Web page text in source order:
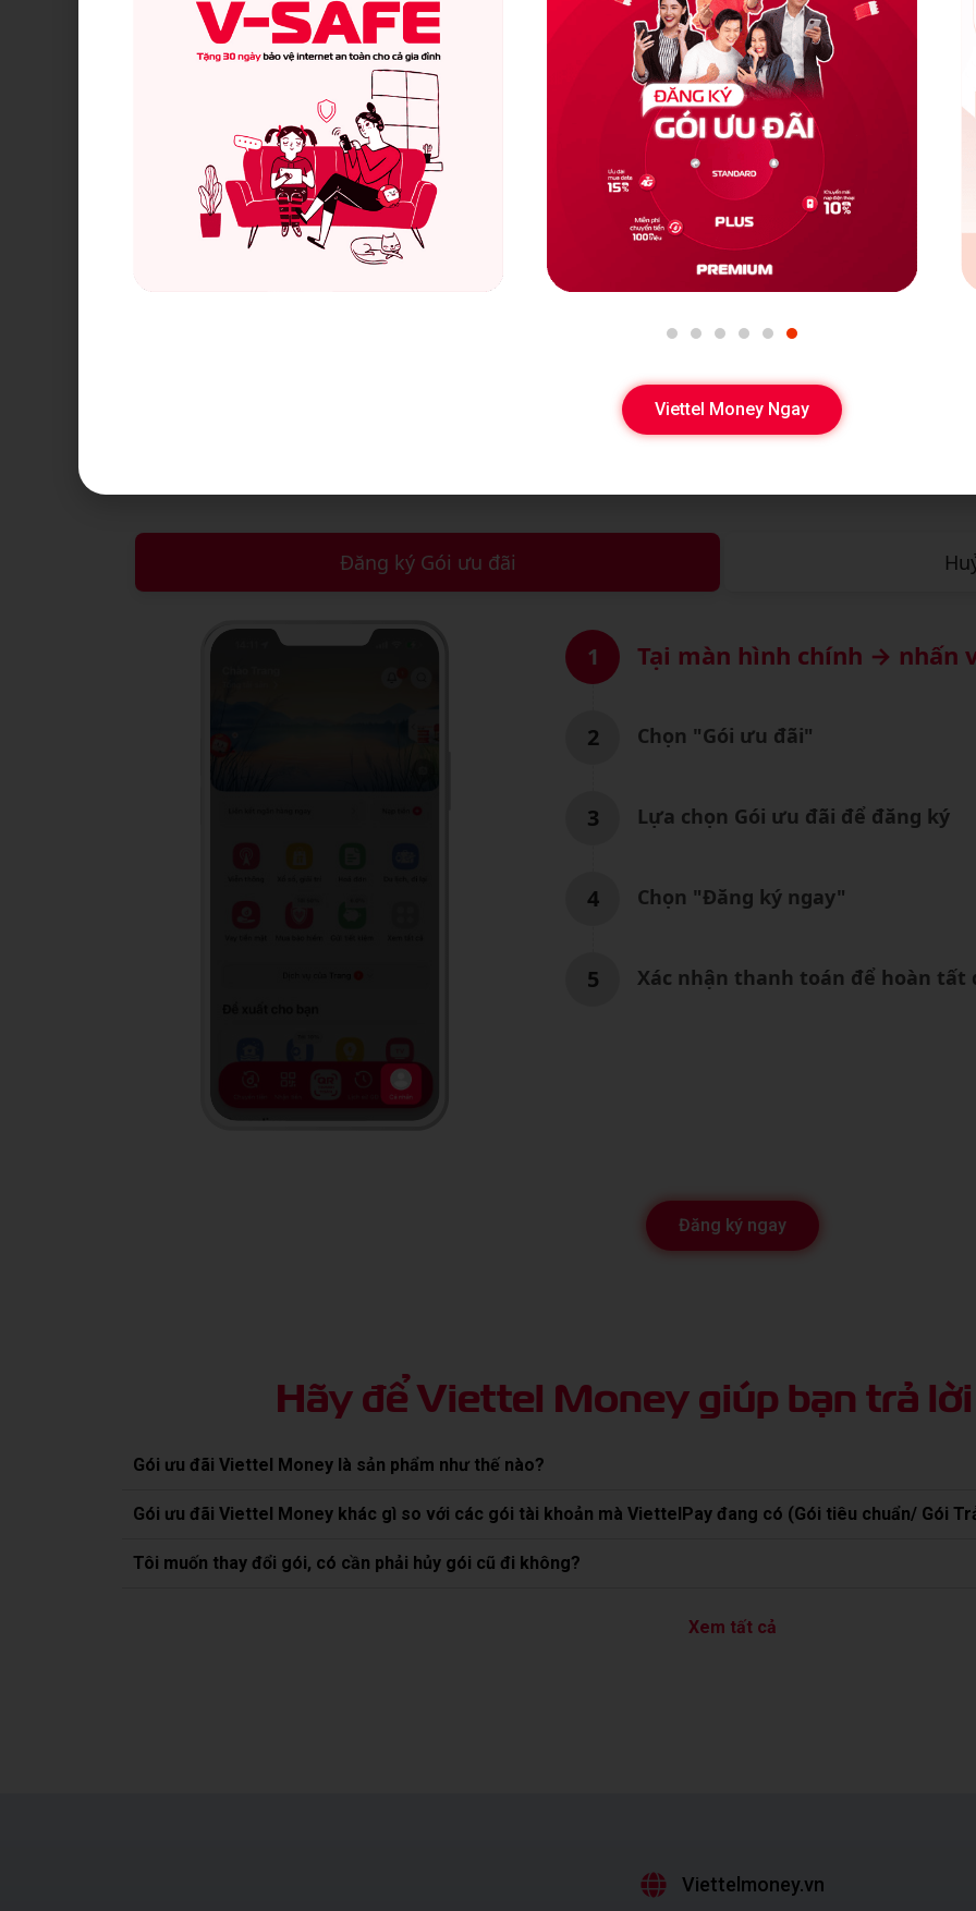
Quyền lợi giữa các gói là độc lập, không áp dụng chính sách hết quyền lợi gói Plus/Premium thì
Ưu đãi các gói Start/Smart/Super hiện chỉ áp dụng tại 6 tỉnh thành: Ninh Bình, Phú Thọ,
Chính sách hoàn tiền khi thanh toán dịch vụ Internet, truyền hình Viettel không áp dụng với số điện
của kênh.
Lưu ý về chính sách
Đăng ký ngay
Hướng dẫn đăng ký/huỷ gia
Đăng ký Gói ưu đãi
1 Tại màn hình chính → nhấn
2 Chọn "Gói ưu đãi"
3 Lựa chọn Gói ưu đãi để đăng ký
4 Chọn "Đăng ký ngay"
5 Xác nhận thanh toán để hoàn tất
Đăng ký ngay
Hãy để Viettel Moneygiúp bạn trả
Gói ưu đãi Viettel Money là sản phẩm như thế nào?
Gói ưu đãi Viettel Money khác gì so với các gói tài khoản mà ViettelPay đang có (Gói tiêu chuẩn/ Gói
Tôi muốn thay đổi gói, có cần phải hủy gói cũ đi không?
Xem tất cả
Viettelmoney.vn
Viettel Money Ngay